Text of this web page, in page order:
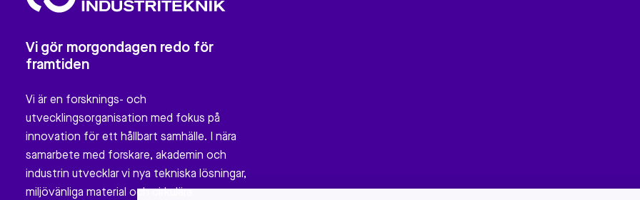
Vi gör morgondagen redo för
framtiden
Vi är en forsknings- och
utvecklingsorganisation med fokus på
innovation för ett hållbart samhälle. I nära
samarbete med forskare, akademin och
industrin utvecklar vi nya tekniska lösningar,
miljövänliga material och cirkulära